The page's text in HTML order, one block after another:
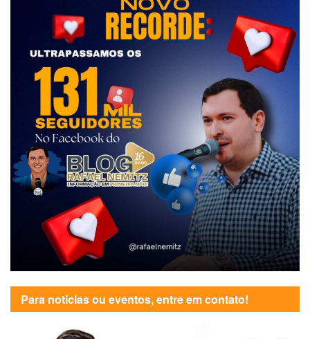
Para notícias ou eventos, entre em contato!